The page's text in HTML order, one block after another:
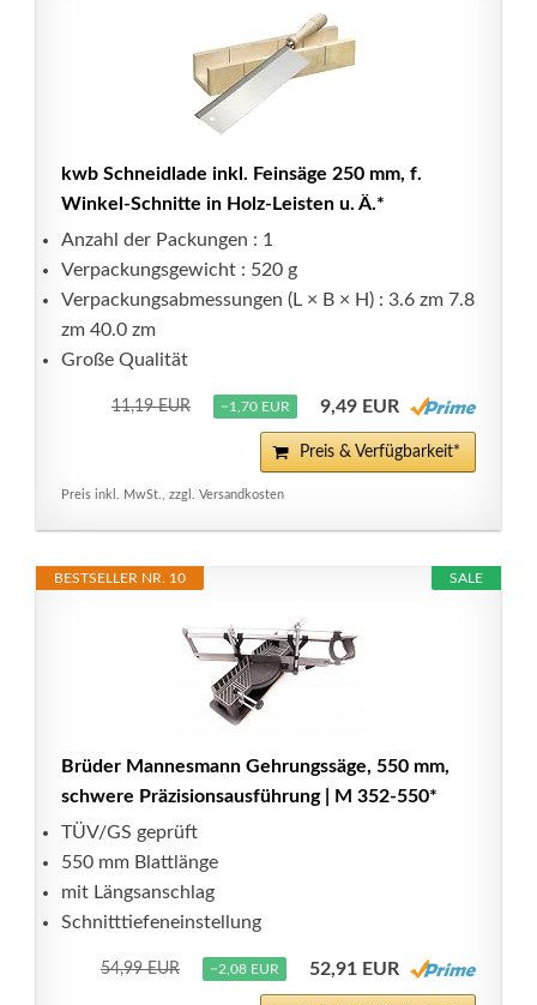
kwb Schneidlade inkl. Feinsäge 250 mm, f.
Winkel-Schnitte in Holz-Leisten u. Ä.*
Anzahl der Packungen : 1
Verpackungsgewicht : 520 g
Verpackungsabmessungen (L × B × H) : 3.6 zm 7.8
zm 40.0 zm
Große Qualität
11,19 EUR −1,70 EUR 9,49 EUR
Preis & Verfügbarkeit*
Preis inkl. MwSt., zzgl. Versandkosten
SALE
BESTSELLER NR. 10
Brüder Mannesmann Gehrungssäge, 550 mm,
schwere Präzisionsausführung | M 352-550*
TÜV/GS geprüft
550 mm Blattlänge
mit Längsanschlag
Schnitttiefeneinstellung
54,99 EUR −2,08 EUR 52,91 EUR